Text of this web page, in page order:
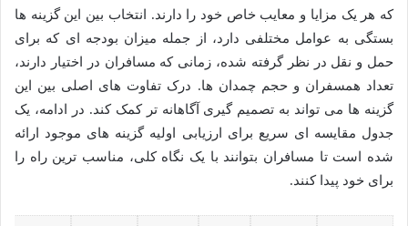
که هر یک مزایا و معایب خاص خود را دارند. انتخاب بین این گزینه ها
بستگی به عوامل مختلفی دارد، از جمله میزان بودجه ای که برای
حمل و نقل در نظر گرفته شده، زمانی که مسافران در اختیار دارند،
تعداد همسفران و حجم چمدان ها. درک تفاوت های اصلی بین این
گزینه ها می تواند به تصمیم گیری آگاهانه تر کمک کند. در ادامه، یک
جدول مقایسه ای سریع برای ارزیابی اولیه گزینه های موجود ارائه
شده است تا مسافران بتوانند با یک نگاه کلی، مناسب ترین راه را
برای خود پیدا کنند.